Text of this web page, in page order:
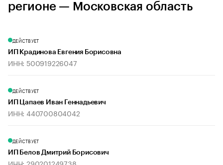
регионе — Московская область
ДЕЙСТВУЕТ
ИП Крадинова Евгения Борисовна
ИНН: 500919226047
ДЕЙСТВУЕТ
ИП Цапаев Иван Геннадьевич
ИНН: 440700804042
ДЕЙСТВУЕТ
ИП Белов Дмитрий Борисович